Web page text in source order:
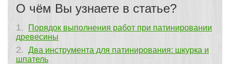
О чём Вы узнаете в статье?
Порядок выполнения работ при патинировании
древесины
Два инструмента для патинирования: шкурка и
шпатель